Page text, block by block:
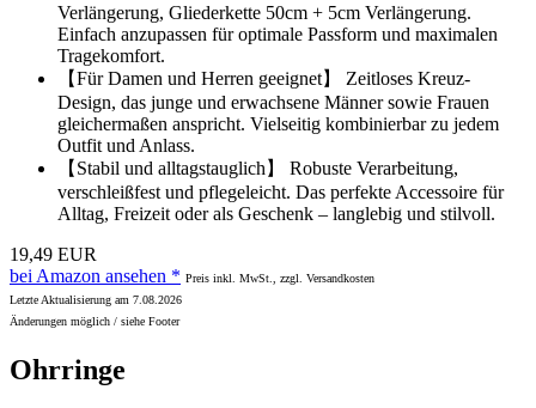
Verlängerung, Gliederkette 50cm + 5cm Verlängerung.
Einfach anzupassen für optimale Passform und maximalen
Tragekomfort.
【Für Damen und Herren geeignet】 Zeitloses Kreuz-
Design, das junge und erwachsene Männer sowie Frauen
gleichermaßen anspricht. Vielseitig kombinierbar zu jedem
Outfit und Anlass.
【Stabil und alltagstauglich】 Robuste Verarbeitung,
verschleißfest und pflegeleicht. Das perfekte Accessoire für
Alltag, Freizeit oder als Geschenk – langlebig und stilvoll.
19,49 EUR
bei Amazon ansehen * Preis inkl. MwSt., zzgl. Versandkosten
Letzte Aktualisierung am 7.08.2026
Änderungen möglich / siehe Footer
Ohrringe